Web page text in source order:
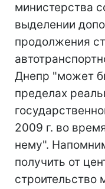
министерства
выделении
продолжения
Днепр "может
пределах
2009 г. во
нему".
получить от
строительство